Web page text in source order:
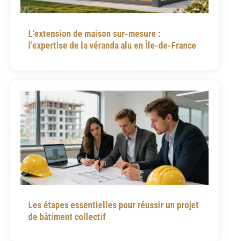
L’extension de maison sur-mesure :
l’expertise de la véranda alu en Île-de-France
Les étapes essentielles pour réussir un projet
de bâtiment collectif